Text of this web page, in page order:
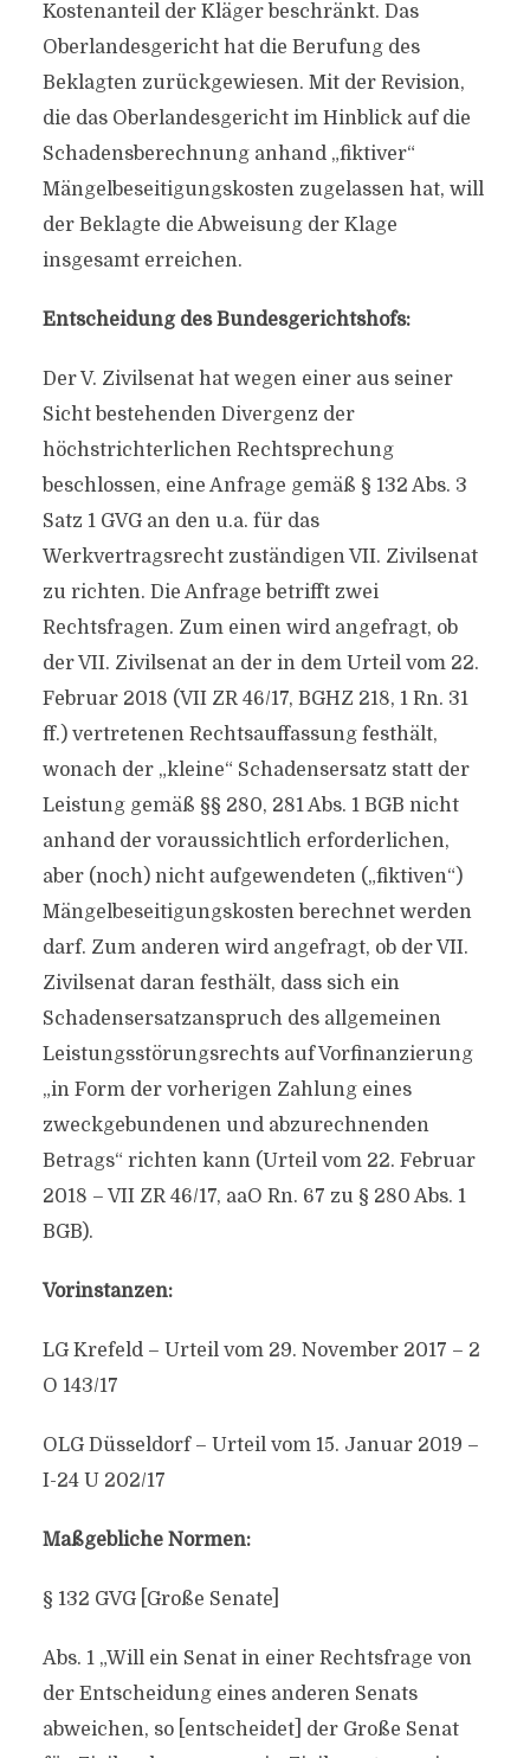
Kostenanteil der Kläger beschränkt. Das
Oberlandesgericht hat die Berufung des
Beklagten zurückgewiesen. Mit der Revision,
die das Oberlandesgericht im Hinblick auf die
Schadensberechnung anhand „fiktiver“
Mängelbeseitigungskosten zugelassen hat, will
der Beklagte die Abweisung der Klage
insgesamt erreichen.
Entscheidung des Bundesgerichtshofs:
Der V. Zivilsenat hat wegen einer aus seiner
Sicht bestehenden Divergenz der
höchstrichterlichen Rechtsprechung
beschlossen, eine Anfrage gemäß § 132 Abs. 3
Satz 1 GVG an den u.a. für das
Werkvertragsrecht zuständigen VII. Zivilsenat
zu richten. Die Anfrage betrifft zwei
Rechtsfragen. Zum einen wird angefragt, ob
der VII. Zivilsenat an der in dem Urteil vom 22.
Februar 2018 (VII ZR 46/17, BGHZ 218, 1 Rn. 31
ff.) vertretenen Rechtsauffassung festhält,
wonach der „kleine“ Schadensersatz statt der
Leistung gemäß §§ 280, 281 Abs. 1 BGB nicht
anhand der voraussichtlich erforderlichen,
aber (noch) nicht aufgewendeten („fiktiven“)
Mängelbeseitigungskosten berechnet werden
darf. Zum anderen wird angefragt, ob der VII.
Zivilsenat daran festhält, dass sich ein
Schadensersatzanspruch des allgemeinen
Leistungsstörungsrechts auf Vorfinanzierung
„in Form der vorherigen Zahlung eines
zweckgebundenen und abzurechnenden
Betrags“ richten kann (Urteil vom 22. Februar
2018 – VII ZR 46/17, aaO Rn. 67 zu § 280 Abs. 1
BGB).
Vorinstanzen:
LG Krefeld – Urteil vom 29. November 2017 – 2
O 143/17
OLG Düsseldorf – Urteil vom 15. Januar 2019 –
I-24 U 202/17
Maßgebliche Normen:
§ 132 GVG [Große Senate]
Abs. 1 „Will ein Senat in einer Rechtsfrage von
der Entscheidung eines anderen Senats
abweichen, so [entscheidet] der Große Senat